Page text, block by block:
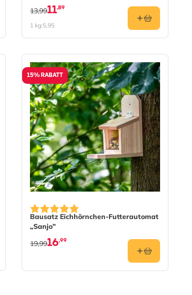
11,89
13,99
1 kg:5,95
15% RABATT
Bausatz Eichhörnchen-Futterautomat
„Sanjo”
16,99
19,99